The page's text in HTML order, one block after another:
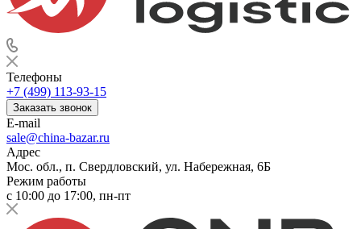
Телефоны
+7 (499) 113-93-15
Заказать звонок
E-mail
sale@china-bazar.ru
Адрес
Мос. обл., п. Свердловский, ул. Набережная, 6Б
Режим работы
c 10:00 до 17:00, пн-пт